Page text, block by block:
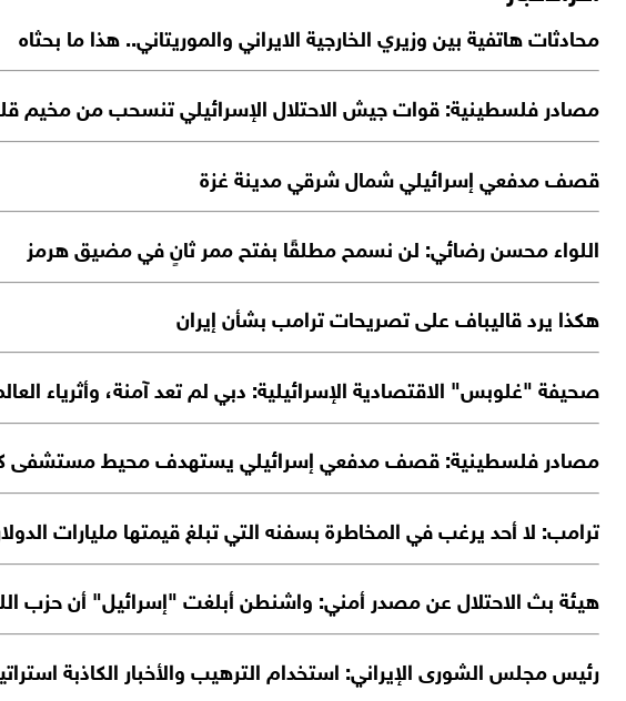
محادثات هاتفية بين وزيري الخارجية الايراني والموريتاني.. هذا ما بحثاه
مصادر فلسطينية: قوات جيش الاحتلال الإسرائيلي تنسحب من مخيم
قصف مدفعي إسرائيلي شمال شرقي مدينة غزة
اللواء محسن رضائي: لن نسمح مطلقًا بفتح ممر ثانٍ في مضيق هرمز
هكذا يرد قاليباف على تصريحات ترامب بشأن إيران
صحيفة "غلوبس" الاقتصادية الإسرائيلية: دبي لم تعد آمنة، وأثرياء
مصادر فلسطينية: قصف مدفعي إسرائيلي يستهدف محيط مستشفى
ترامب: لا أحد يرغب في المخاطرة بسفنه التي تبلغ قيمتها مليارات
هيئة بث الاحتلال عن مصدر أمني: واشنطن أبلغت "إسرائيل" أن حزب
رئيس مجلس الشورى الإيراني: استخدام الترهيب والأخبار الكاذبة